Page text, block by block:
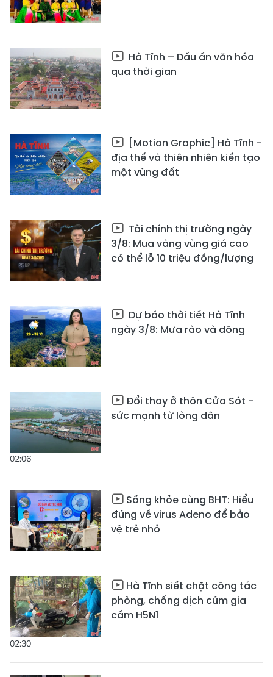
Hà Tĩnh – Dấu ấn văn hóa
qua thời gian
[Motion Graphic] Hà Tĩnh -
địa thế và thiên nhiên kiến tạo
một vùng đất
Tài chính thị trường ngày
3/8: Mua vàng vùng giá cao
có thể lỗ 10 triệu đồng/lượng
Dự báo thời tiết Hà Tĩnh
ngày 3/8: Mưa rào và dông
02:06
Đổi thay ở thôn Cửa Sót -
sức mạnh từ lòng dân
Sống khỏe cùng BHT: Hiểu
đúng về virus Adeno để bảo
vệ trẻ nhỏ
02:30
Hà Tĩnh siết chặt công tác
phòng, chống dịch cúm gia
cầm H5N1